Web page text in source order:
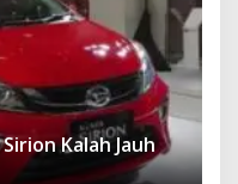
Kalah Jauh